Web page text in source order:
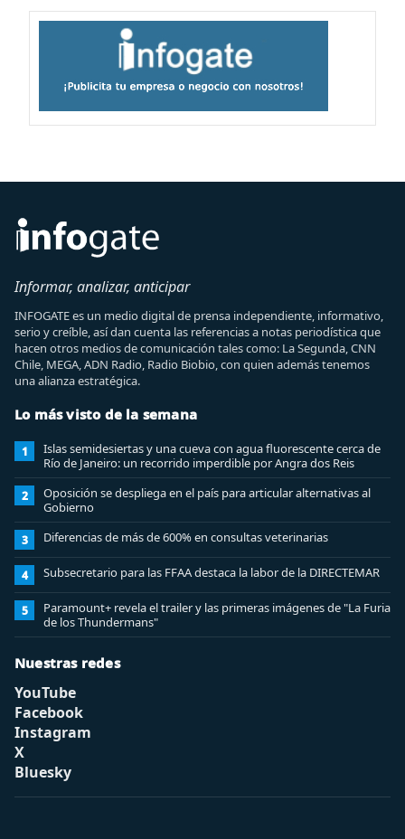
Informar, analizar, anticipar
INFOGATE es un medio digital de prensa independiente, informativo,
serio y creíble, así dan cuenta las referencias a notas periodística que
hacen otros medios de comunicación tales como: La Segunda, CNN
Chile, MEGA, ADN Radio, Radio Biobio, con quien además tenemos
una alianza estratégica.
Lo más visto de la semana
1
Islas semidesiertas y una cueva con agua fluorescente cerca de
Río de Janeiro: un recorrido imperdible por Angra dos Reis
2
Oposición se despliega en el país para articular alternativas al
Gobierno
3 Diferencias de más de 600% en consultas veterinarias
4 Subsecretario para las FFAA destaca la labor de la DIRECTEMAR
5
Paramount+ revela el trailer y las primeras imágenes de "La Furia
de los Thundermans"
Nuestras redes
YouTube
Facebook
Instagram
X
Bluesky